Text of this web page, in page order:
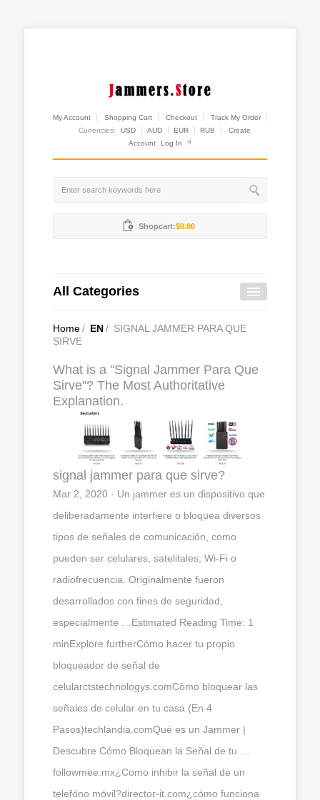
My Account Shopping Cart Checkout
Track My Order
Currencies:
USD AUD EUR RUB
Create
Account
Log In ?
Shopcart:$0.00
All Categories
Home/ EN/ SIGNAL JAMMER PARA QUE
SIRVE
What is a "Signal Jammer Para Que
Sirve"? The Most Authoritative
Explanation.
signal jammer para que sirve?
Mar 2, 2020 · Un jammer es un dispositivo que
deliberadamente interfiere o bloquea diversos
tipos de señales de comunicación, como
pueden ser celulares, satelitales, Wi-Fi o
radiofrecuencia. Originalmente fueron
desarrollados con fines de seguridad,
especialmente …Estimated Reading Time: 1
minExplore furtherCómo hacer tu propio
bloqueador de señal de
celularctstechnologys.comCómo bloquear las
señales de celular en tu casa (En 4
Pasos)techlandia.comQué es un Jammer |
Descubre Cómo Bloquean la Señal de tu …
followmee.mx¿Como inhibir la señal de un
telefóno móvil?director-it.com¿cómo funciona